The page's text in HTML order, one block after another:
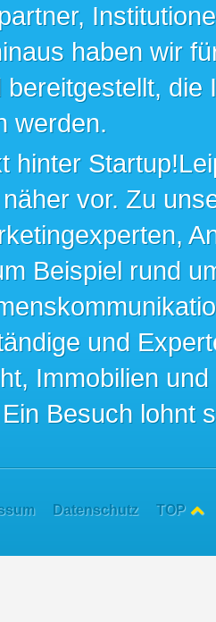
haben wir
bereitgestellt,
werden.
hinter
vor. Zu
Beispiel rund
und
Immobilien
Besuch lohnt
Datenschutz TOP